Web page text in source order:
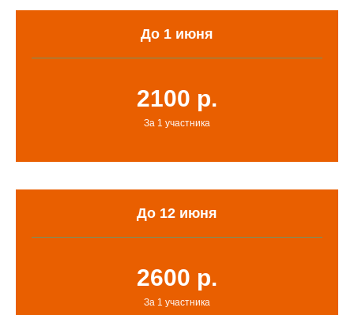
До 1 июня
2100 р.
За 1 участника
До 12 июня
2600 р.
За 1 участника